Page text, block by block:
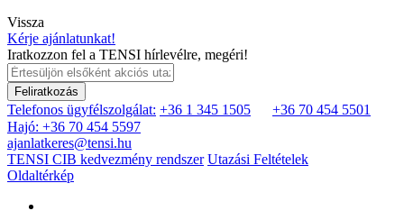
Vissza
Kérje ajánlatunkat!
Iratkozzon fel a TENSI hírlevélre, megéri!
Feliratkozás
Telefonos ügyfélszolgálat: +36 1 345 1505
+36 70 454 5501
Hajó: +36 70 454 5597
ajanlatkeres@tensi.hu
TENSI CIB kedvezmény rendszer Utazási Feltételek
Oldaltérkép